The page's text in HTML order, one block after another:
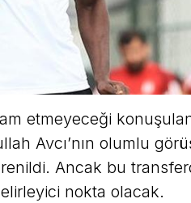
etmeyeceği
Avcı’nın olumlu
Ancak bu
nokta olacak.